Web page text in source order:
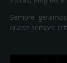
Sempre
quase sempre